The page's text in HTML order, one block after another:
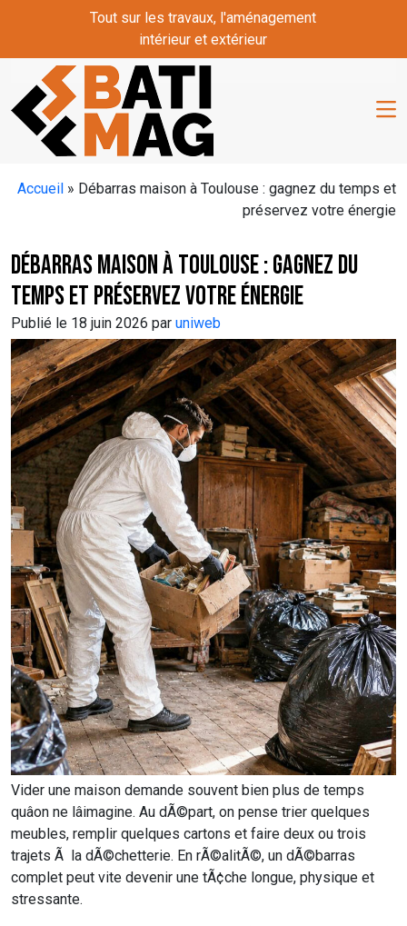
Skip to main contentTout sur les travaux, l'aménagement
intérieur et extérieur
Accueil » Débarras maison à Toulouse : gagnez du temps et
préservez votre énergie
Débarras maison à Toulouse : gagnez du
temps et préservez votre énergie
Publié le 18 juin 2026 par uniweb
Vider une maison demande souvent bien plus de temps
quâon ne lâimagine. Au dÃ©part, on pense trier quelques
meubles, remplir quelques cartons et faire deux ou trois
trajets Ã la dÃ©chetterie. En rÃ©alitÃ©, un dÃ©barras
complet peut vite devenir une tÃ¢che longue, physique et
stressante.